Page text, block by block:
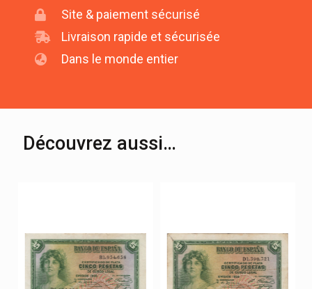
Site & paiement sécurisé
Livraison rapide et sécurisée
Dans le monde entier
Découvrez aussi…